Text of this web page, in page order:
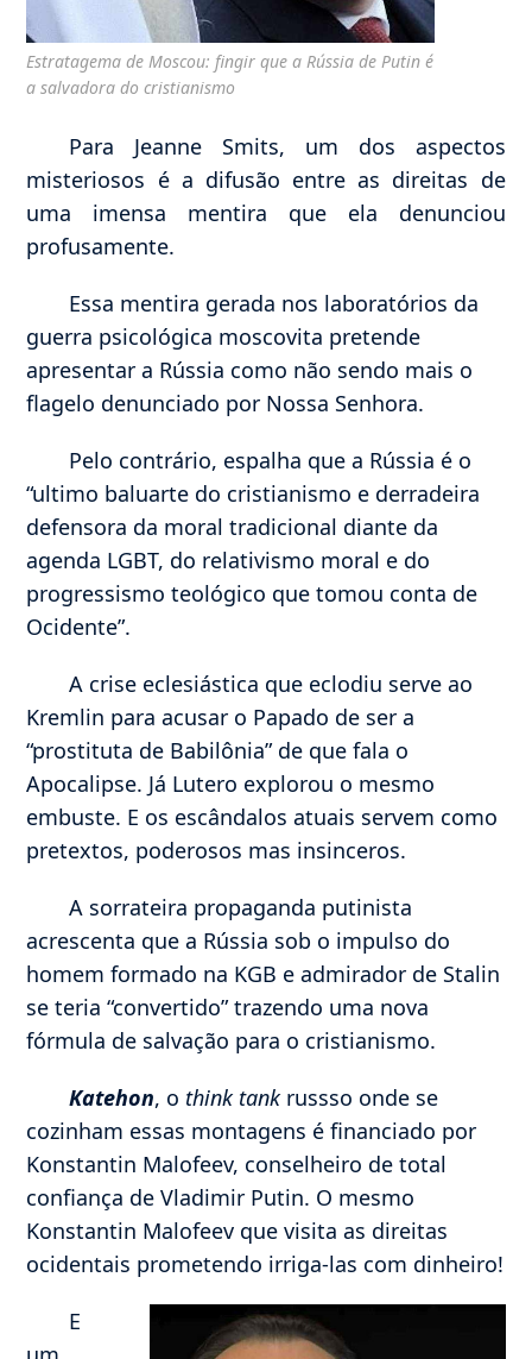
Estratagema de Moscou: fingir que a Rússia de Putin é
a salvadora do cristianismo
Para Jeanne Smits, um dos aspectos
misteriosos é a difusão entre as direitas de
uma imensa mentira que ela denunciou
profusamente.
Essa mentira gerada nos laboratórios da
guerra psicológica moscovita pretende
apresentar a Rússia como não sendo mais o
flagelo denunciado por Nossa Senhora.
Pelo contrário, espalha que a Rússia é o
“ultimo baluarte do cristianismo e derradeira
defensora da moral tradicional diante da
agenda LGBT, do relativismo moral e do
progressismo teológico que tomou conta de
Ocidente”.
A crise eclesiástica que eclodiu serve ao
Kremlin para acusar o Papado de ser a
“prostituta de Babilônia” de que fala o
Apocalipse. Já Lutero explorou o mesmo
embuste. E os escândalos atuais servem como
pretextos, poderosos mas insinceros.
A sorrateira propaganda putinista
acrescenta que a Rússia sob o impulso do
homem formado na KGB e admirador de Stalin
se teria “convertido” trazendo uma nova
fórmula de salvação para o cristianismo.
Katehon, o think tank russso onde se
cozinham essas montagens é financiado por
Konstantin Malofeev, conselheiro de total
confiança de Vladimir Putin. O mesmo
Konstantin Malofeev que visita as direitas
ocidentais prometendo irriga-las com dinheiro!
E